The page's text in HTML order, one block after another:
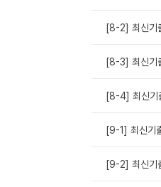
[8-2] 최신기
[8-3] 최신기
[8-4] 최신기
[9-1] 최신기
[9-2] 최신기